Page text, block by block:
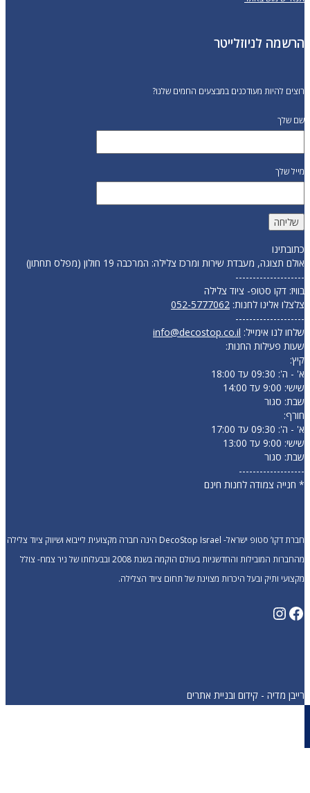
הרשמה לניוזלייטר
רוצים להיות מעודכנים במבצעים החמים שלנו?
שם שלך
מייל שלך
כתובתינו
אולם תצוגה, מעבדת שירות ומרכז צלילה: המרכבה 19 חולון (מפלס תחתון)
--------------------
בוויז: דקו סטופ- ציוד צלילה
צלצלו אלינו לחנות: 052-5777062
--------------------
שלחו לנו אימייל: info@decostop.co.il
שעות פעילות החנות:
קיץ:
א' - ה': 09:30 עד 18:00
שישי: 9:00 עד 14:00
שבת: סגור
חורף:
א' - ה': 09:30 עד 17:00
שישי: 9:00 עד 13:00
שבת: סגור
-------------------
* חנייה צמודה לחנות חינם
חברת דקו’ סטופ ישראל- DecoStop Israel הינה חברה מקצועית לייבוא ושיווק ציוד צלילה
מהחברות המובילות והחדשניות בעולם הוקמה בשנת 2008 ובבעלותו של ניר צמח- צולל
מקצועי ותיק ובעל היכרות מצוינת של תחום ציוד הצלילה.
Facebook
Instagram
רייבן מדיה - קידום ובניית אתרים